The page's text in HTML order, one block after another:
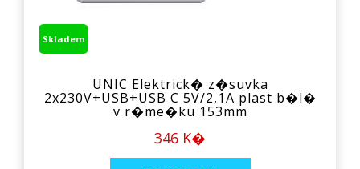
Skladem
UNIC Elektrick� z�suvka
2x230V+USB+USB C 5V/2,1A plast b�l�
v r�me�ku 153mm
346 K�